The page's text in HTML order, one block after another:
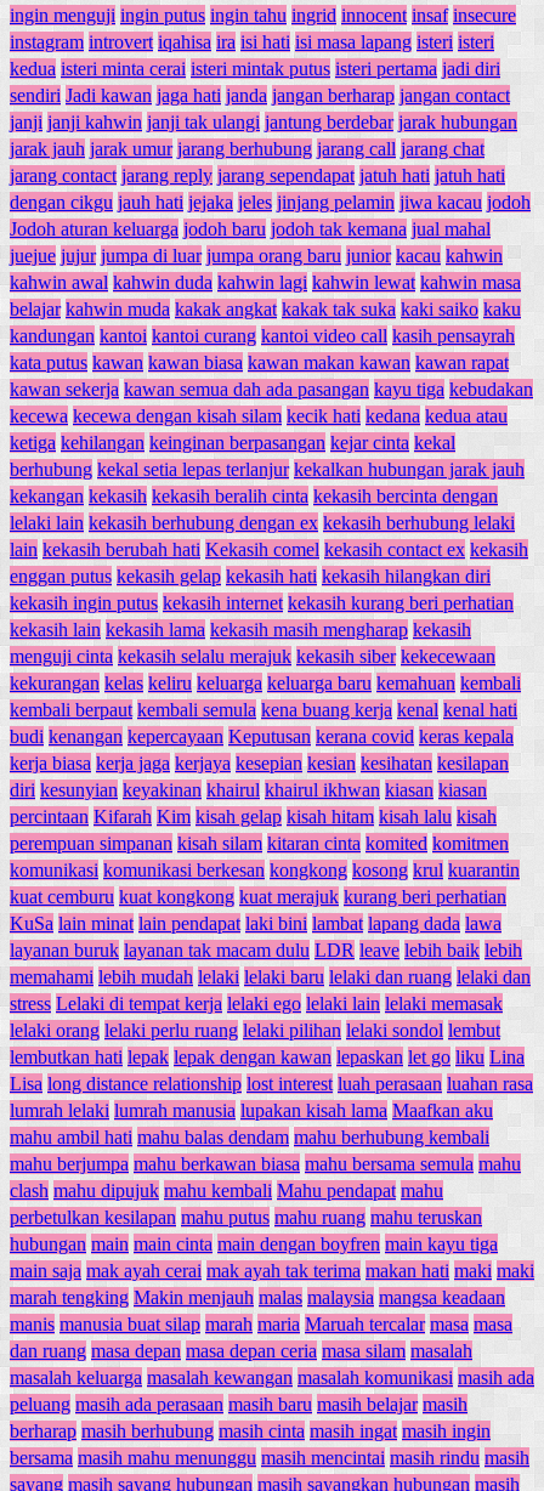
ingin menguji ingin putus ingin tahu ingrid innocent insaf insecure
instagram introvert iqahisa ira isi hati isi masa lapang isteri isteri
kedua isteri minta cerai isteri mintak putus isteri pertama jadi diri
sendiri Jadi kawan jaga hati janda jangan berharap jangan contact
janji janji kahwin janji tak ulangi jantung berdebar jarak hubungan
jarak jauh jarak umur jarang berhubung jarang call jarang chat
jarang contact jarang reply jarang sependapat jatuh hati jatuh hati
dengan cikgu jauh hati jejaka jeles jinjang pelamin jiwa kacau jodoh
Jodoh aturan keluarga jodoh baru jodoh tak kemana jual mahal
juejue jujur jumpa di luar jumpa orang baru junior kacau kahwin
kahwin awal kahwin duda kahwin lagi kahwin lewat kahwin masa
belajar kahwin muda kakak angkat kakak tak suka kaki saiko kaku
kandungan kantoi kantoi curang kantoi video call kasih pensayrah
kata putus kawan kawan biasa kawan makan kawan kawan rapat
kawan sekerja kawan semua dah ada pasangan kayu tiga kebudakan
kecewa kecewa dengan kisah silam kecik hati kedana kedua atau
ketiga kehilangan keinginan berpasangan kejar cinta kekal
berhubung kekal setia lepas terlanjur kekalkan hubungan jarak jauh
kekangan kekasih kekasih beralih cinta kekasih bercinta dengan
lelaki lain kekasih berhubung dengan ex kekasih berhubung lelaki
lain kekasih berubah hati Kekasih comel kekasih contact ex kekasih
enggan putus kekasih gelap kekasih hati kekasih hilangkan diri
kekasih ingin putus kekasih internet kekasih kurang beri perhatian
kekasih lain kekasih lama kekasih masih mengharap kekasih
menguji cinta kekasih selalu merajuk kekasih siber kekecewaan
kekurangan kelas keliru keluarga keluarga baru kemahuan kembali
kembali berpaut kembali semula kena buang kerja kenal kenal hati
budi kenangan kepercayaan Keputusan kerana covid keras kepala
kerja biasa kerja jaga kerjaya kesepian kesian kesihatan kesilapan
diri kesunyian keyakinan khairul khairul ikhwan kiasan kiasan
percintaan Kifarah Kim kisah gelap kisah hitam kisah lalu kisah
perempuan simpanan kisah silam kitaran cinta komited komitmen
komunikasi komunikasi berkesan kongkong kosong krul kuarantin
kuat cemburu kuat kongkong kuat merajuk kurang beri perhatian
KuSa lain minat lain pendapat laki bini lambat lapang dada lawa
layanan buruk layanan tak macam dulu LDR leave lebih baik lebih
memahami lebih mudah lelaki lelaki baru lelaki dan ruang lelaki dan
stress Lelaki di tempat kerja lelaki ego lelaki lain lelaki memasak
lelaki orang lelaki perlu ruang lelaki pilihan lelaki sondol lembut
lembutkan hati lepak lepak dengan kawan lepaskan let go liku Lina
Lisa long distance relationship lost interest luah perasaan luahan rasa
lumrah lelaki lumrah manusia lupakan kisah lama Maafkan aku
mahu ambil hati mahu balas dendam mahu berhubung kembali
mahu berjumpa mahu berkawan biasa mahu bersama semula mahu
clash mahu dipujuk mahu kembali Mahu pendapat mahu
perbetulkan kesilapan mahu putus mahu ruang mahu teruskan
hubungan main main cinta main dengan boyfren main kayu tiga
main saja mak ayah cerai mak ayah tak terima makan hati maki maki
marah tengking Makin menjauh malas malaysia mangsa keadaan
manis manusia buat silap marah maria Maruah tercalar masa masa
dan ruang masa depan masa depan ceria masa silam masalah
masalah keluarga masalah kewangan masalah komunikasi masih ada
peluang masih ada perasaan masih baru masih belajar masih
berharap masih berhubung masih cinta masih ingat masih ingin
bersama masih mahu menunggu masih mencintai masih rindu masih
sayang masih sayang hubungan masih sayangkan hubungan masih